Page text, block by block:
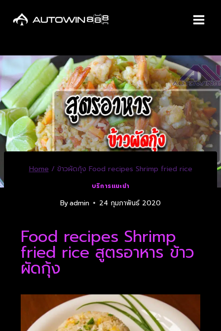
Home / ข้าวผัดกุ้ง Food recipes Shrimp fried rice
บริการแนะนำ
Byadmin 24 กุมภาพันธ์ 2020
Food recipes Shrimp
fried rice สูตรอาหาร ข้าว
ผัดกุ้ง